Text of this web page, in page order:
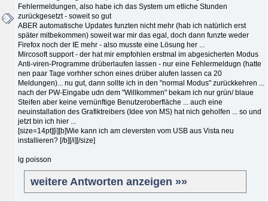
Fehlermeldungen, also habe ich das System um etliche Stunden
zurückgesetzt - soweit so gut
ABER automatische Updates funzten nicht mehr (hab ich natürlich erst
später mitbekommen) soweit war mir das egal, doch dann funzte weder
Firefox noch der IE mehr - also musste eine Lösung her ...
Mircosoft support - der hat mir empfohlen erstmal im abgesicherten Modus
Anti-viren-Programme drüberlaufen lassen - nur eine Fehlermeldugn (hatte
nen paar Tage vorhher schon eines drüber alufen lassen ca 20
Meldungen)... nu gut, dann sollte ich in den "normal Modus" zurückkehren ...
nach der PW-Eingabe udn dem "Willkommen" bekam ich nur grün/ blaue
Steifen aber keine vernünftige Benutzeroberfläche ... auch eine
neuinstallation des Grafiktreibers (Idee von MS) hat nich geholfen ... so und
jetzt bin ich hier ...
[size=14pt][i][b]Wie kann ich am cleversten vom USB aus Vista neu
installieren? [/b][/i][/size]
lg poisson
weitere Antworten anzeigen »»